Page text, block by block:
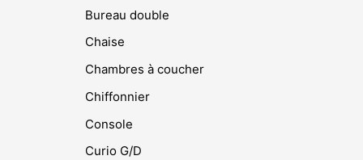
Bureau double
Chaise
Chambres à coucher
Chiffonnier
Console
Curio G/D